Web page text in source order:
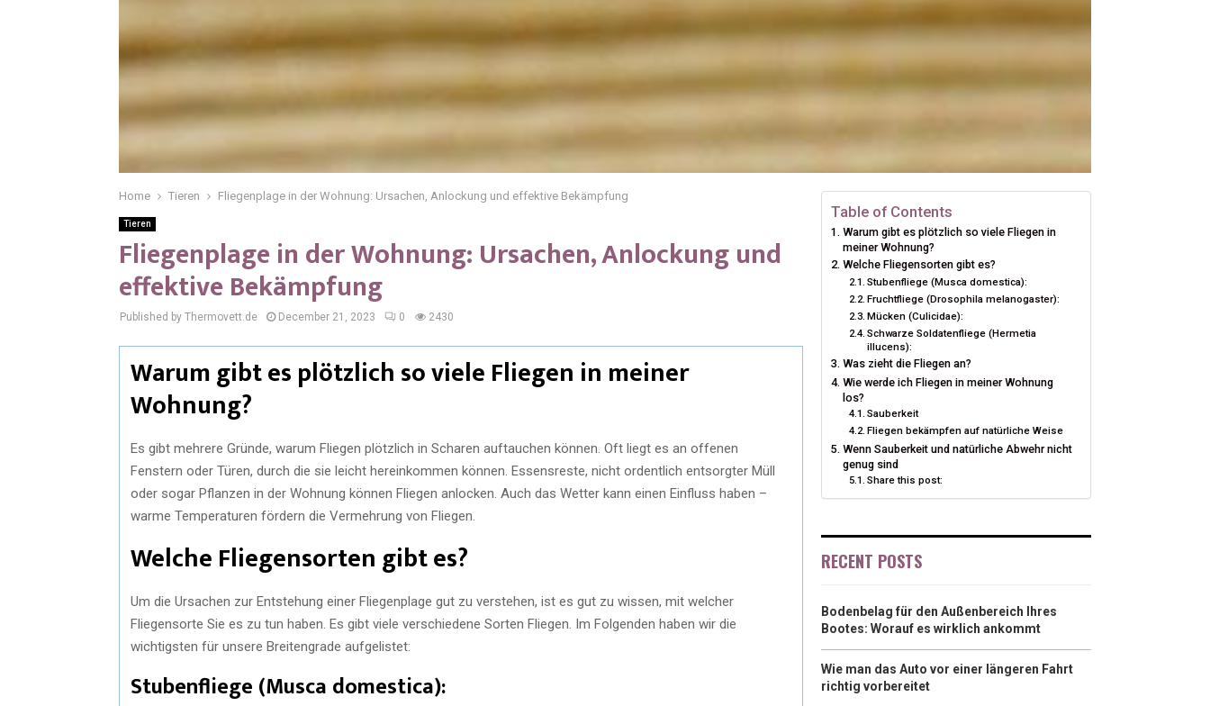
Home Tieren Fliegenplage in der Wohnung: Ursachen, Anlockung und effektive Bekämpfung
Tieren
Fliegenplage in der Wohnung: Ursachen, Anlockung und
effektive Bekämpfung
Published by Thermovett.de December 21, 2023 0 2430
Warum gibt es plötzlich so viele Fliegen in meiner
Wohnung?
Es gibt mehrere Gründe, warum Fliegen plötzlich in Scharen auftauchen können. Oft liegt es an offenen
Fenstern oder Türen, durch die sie leicht hereinkommen können. Essensreste, nicht ordentlich entsorgter Müll
oder sogar Pflanzen in der Wohnung können Fliegen anlocken. Auch das Wetter kann einen Einfluss haben –
warme Temperaturen fördern die Vermehrung von Fliegen.
Welche Fliegensorten gibt es?
Um die Ursachen zur Entstehung einer Fliegenplage gut zu verstehen, ist es gut zu wissen, mit welcher
Fliegensorte Sie es zu tun haben. Es gibt viele verschiedene Sorten Fliegen. Im Folgenden haben wir die
wichtigsten für unsere Breitengrade aufgelistet:
Stubenfliege (Musca domestica):
Table of Contents
Warum gibt es plötzlich so viele Fliegen in
meiner Wohnung?
Welche Fliegensorten gibt es?
Stubenfliege (Musca domestica):
Fruchtfliege (Drosophila melanogaster):
Mücken (Culicidae):
Schwarze Soldatenfliege (Hermetia
illucens):
Was zieht die Fliegen an?
Wie werde ich Fliegen in meiner Wohnung
los?
Sauberkeit
Fliegen bekämpfen auf natürliche Weise
Wenn Sauberkeit und natürliche Abwehr nicht
genug sind
Share this post:
RECENT POSTS
Bodenbelag für den Außenbereich Ihres
Bootes: Worauf es wirklich ankommt
Wie man das Auto vor einer längeren Fahrt
richtig vorbereitet